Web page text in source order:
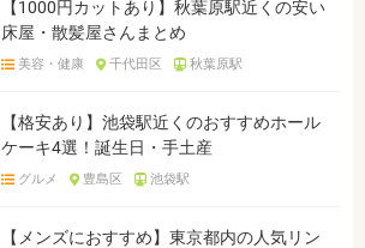
【1000円カットあり】秋葉原駅近くの安い
床屋・散髪屋さんまとめ
美容・健康 千代田区 秋葉原駅
【格安あり】池袋駅近くのおすすめホール
ケーキ4選！誕生日・手土産
グルメ 豊島区 池袋駅
【メンズにおすすめ】東京都内の人気リン